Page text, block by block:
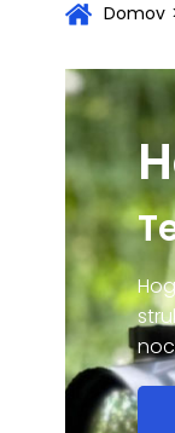
Domov